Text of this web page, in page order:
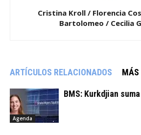
Cristina Kroll / Florencia
Bartolomeo / Cecilia
ARTÍCULOS RELACIONADOS MÁS
Agenda
BMS: Kurkdjian